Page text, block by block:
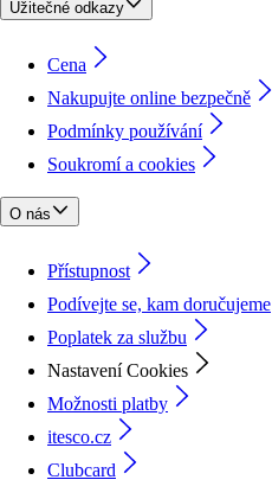
Užitečné odkazy
Cena
Nakupujte online bezpečně
Podmínky používání
Soukromí a cookies
O nás
Přístupnost
Podívejte se, kam doručujeme
Poplatek za službu
Nastavení Cookies
Možnosti platby
itesco.cz
Clubcard